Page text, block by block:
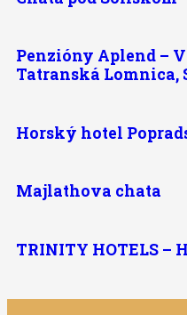
Penzióny Aplend –
Tatranská Lomnica,
Horský hotel
Majlathova chata
TRINITY HOTELS –